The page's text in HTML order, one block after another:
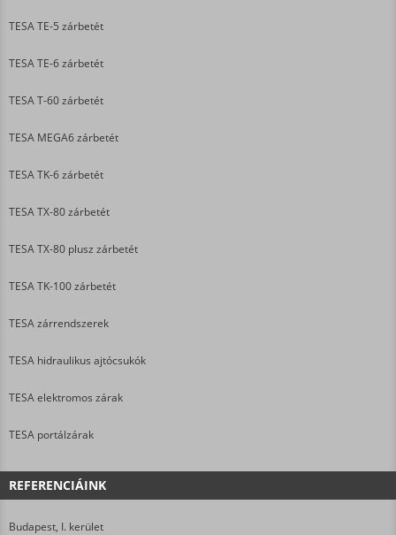
TESA TE-5 zárbetét
TESA TE-6 zárbetét
TESA T-60 zárbetét
TESA MEGA6 zárbetét
TESA TK-6 zárbetét
TESA TX-80 zárbetét
TESA TX-80 plusz zárbetét
TESA TK-100 zárbetét
TESA zárrendszerek
TESA hidraulikus ajtócsukók
TESA elektromos zárak
TESA portálzárak
REFERENCIÁINK
Budapest, I. kerület